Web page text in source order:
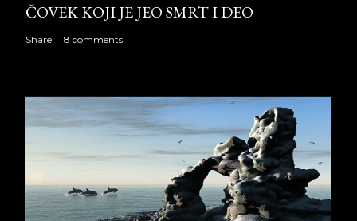
ČOVEK KOJI JE JEO SMRT I DEO
Share 8 comments